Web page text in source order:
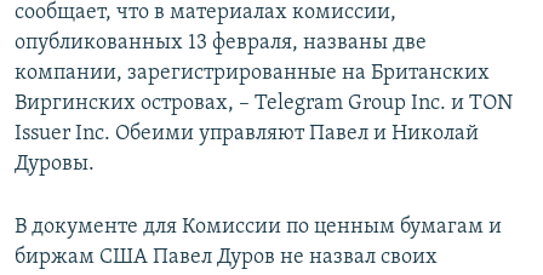
сообщает, что в материалах комиссии,
опубликованных 13 февраля, названы две
компании, зарегистрированные на Британских
Виргинских островах, – Telegram Group Inc. и TON
Issuer Inc. Обеими управляют Павел и Николай
Дуровы.
В документе для Комиссии по ценным бумагам и
биржам США Павел Дуров не назвал своих